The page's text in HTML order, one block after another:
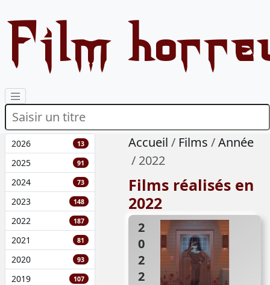
Film
2026 13
2025 91
2024 73
2023 148
2022 187
2021 81
2020 93
2019 107
Accueil Films
Année
2022
Films réalisés en
2022
2022